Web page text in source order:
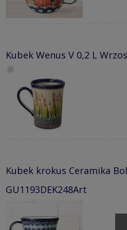
Kubek Wenus V 0,2 L
Kubek krokus Ceramika
GU1193DEK248Art